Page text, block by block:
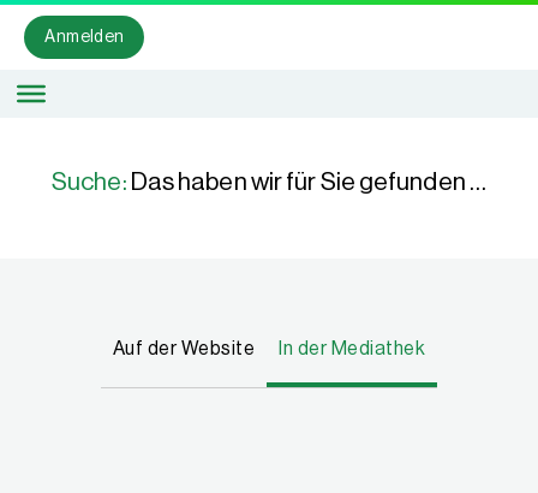
Anmelden
Suche: Das haben wir für Sie gefunden …
Auf der Website In der Mediathek